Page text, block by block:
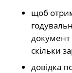
щоб
документ
скільки
довідка